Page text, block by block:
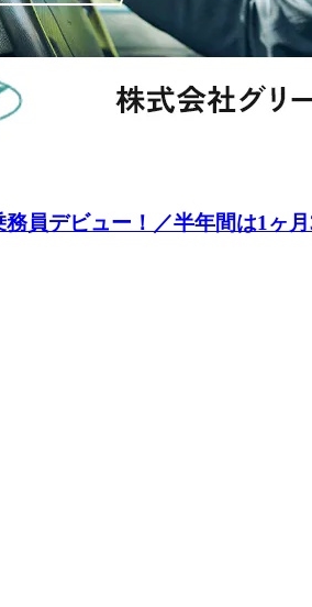
員デビュー！／半年間は1ヶ